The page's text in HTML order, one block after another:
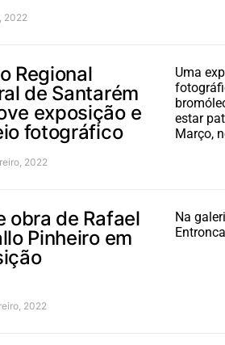
2022
Regional
de Santarém
exposição e
fotográfico
Uma
estar
Março,
2022
obra de Rafael
Pinheiro em
Na
2022